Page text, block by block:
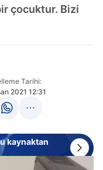
çocuktur. Bizi
Tarihi:
2021 12:31
kaynaktan